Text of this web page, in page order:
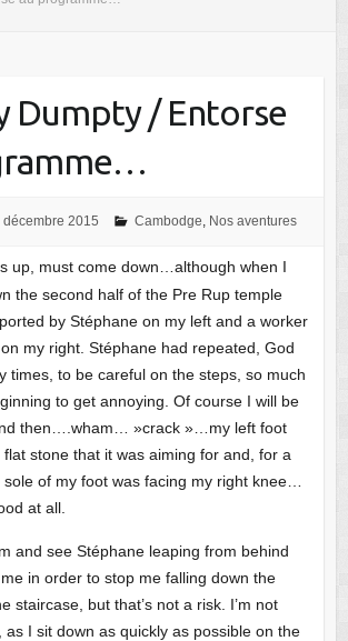
Dumpty / Entorse
décembre 2015 Cambodge Nos aventures
up, must come down…although when I
the second half of the Pre Rup temple
by Stéphane on my left and a worker
my right. Stéphane had repeated, God
times, to be careful on the steps, so much
to get annoying. Of course I will be
then….wham… »crack »…my left foot
flat stone that it was aiming for and, for a
of my foot was facing my right knee…
at all.
and see Stéphane leaping from behind
in order to stop me falling down the
staircase, but that’s not a risk. I’m not
as I sit down as quickly as possible on the